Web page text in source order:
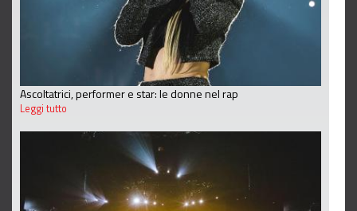
Ascoltatrici, performer e star: le donne nel rap
Leggi tutto